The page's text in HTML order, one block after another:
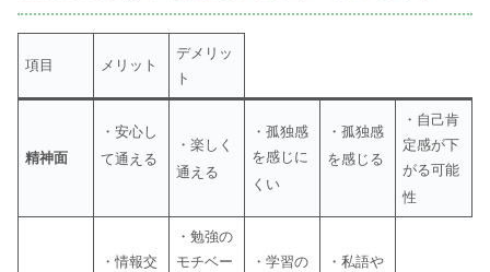
項目 メリット
デメリッ
ト
精神面
・安心し
て通える
・楽しく
通える
・孤独感
を感じに
くい
・孤独感
を感じる
・自己肯
定感が下
がる可能
性
・情報交
・勉強の
モチベー
・学習の
・私語や